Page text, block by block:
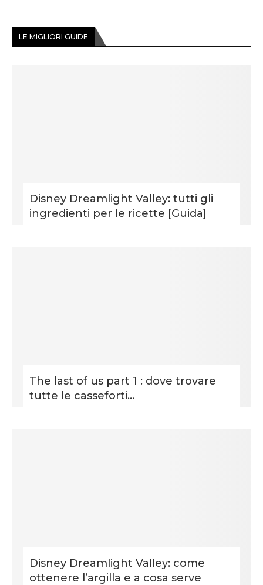
LE MIGLIORI GUIDE
Disney Dreamlight Valley: tutti gli
ingredienti per le ricette [Guida]
The last of us part 1 : dove trovare
tutte le casseforti...
Disney Dreamlight Valley: come
ottenere l’argilla e a cosa serve